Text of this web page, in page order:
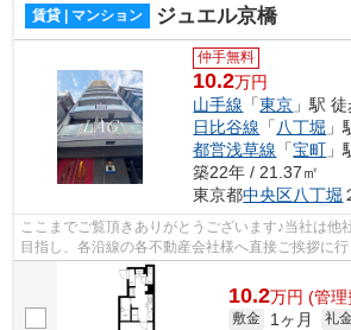
賃貸 | マンション ジュエル京橋
仲手無料
10.2万円
山手線 「東京 」駅
日比谷線 「 八丁堀 」
都営浅草線 「宝町 」
築22年 / 21.37㎡
東京都中央区八丁堀
ここまでご覧頂きありがとうございます♪当社は他
目指し、各沿線の各不動産会社様へ直接ご挨拶に
様へ提供しております！最新の情報は...
10.2万円 (管理
敷金 1ヶ月 礼